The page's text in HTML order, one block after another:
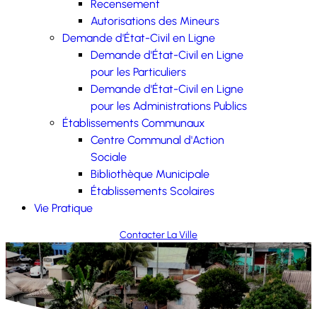
Recensement
Autorisations des Mineurs
Demande d'État-Civil en Ligne
Demande d'État-Civil en Ligne
pour les Particuliers
Demande d'État-Civil en Ligne
pour les Administrations Publics
Établissements Communaux
Centre Communal d'Action
Sociale
Bibliothèque Municipale
Établissements Scolaires
Vie Pratique
Contacter La Ville